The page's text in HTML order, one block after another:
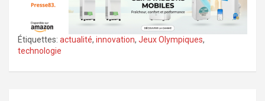
Étiquettes: actualité, innovation, Jeux Olympiques,
technologie